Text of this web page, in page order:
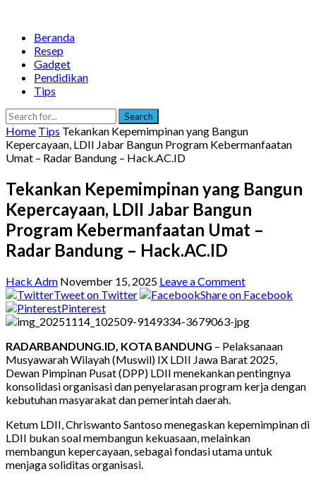
Beranda
Resep
Gadget
Pendidikan
Tips
Search
Home Tips Tekankan Kepemimpinan yang Bangun
Kepercayaan, LDII Jabar Bangun Program Kebermanfaatan
Umat – Radar Bandung – Hack.AC.ID
Tekankan Kepemimpinan yang Bangun
Kepercayaan, LDII Jabar Bangun
Program Kebermanfaatan Umat –
Radar Bandung – Hack.AC.ID
Hack Adm November 15, 2025 Leave a Comment
Tweet on Twitter
Share on Facebook
Pinterest
RADARBANDUNG.ID, KOTA BANDUNG – Pelaksanaan
Musyawarah Wilayah (Muswil) IX LDII Jawa Barat 2025,
Dewan Pimpinan Pusat (DPP) LDII menekankan pentingnya
konsolidasi organisasi dan penyelarasan program kerja dengan
kebutuhan masyarakat dan pemerintah daerah.
Ketum LDII, Chriswanto Santoso menegaskan kepemimpinan di
LDII bukan soal membangun kekuasaan, melainkan
membangun kepercayaan, sebagai fondasi utama untuk
menjaga soliditas organisasi.